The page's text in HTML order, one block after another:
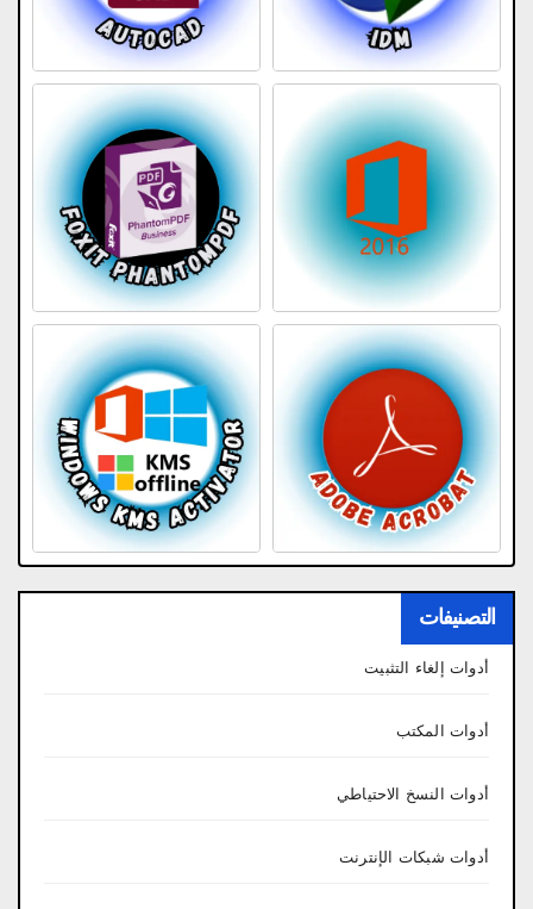
التصنيفات
أدوات إلغاء التثبيت
أدوات المكتب
أدوات النسخ الاحتياطي
أدوات شبكات الإنترنت